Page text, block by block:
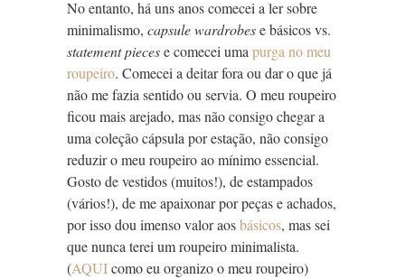
No entanto, há uns anos comecei a ler sobre
minimalismo, capsule wardrobese básicos vs.
statement piecese comecei umapurga no meu
roupeiro. Comecei a deitar fora ou dar o que já
não me fazia sentido ou servia. O meu roupeiro
ficou mais arejado, mas não consigo chegar a
uma coleção cápsula por estação, não consigo
reduzir o meu roupeiro ao mínimo essencial.
Gosto de vestidos (muitos!), de estampados
(vários!), de me apaixonar por peças e achados,
por isso dou imenso valor aosbásicos, mas sei
que nunca terei um roupeiro minimalista.
(AQUIcomo eu organizo o meu roupeiro)